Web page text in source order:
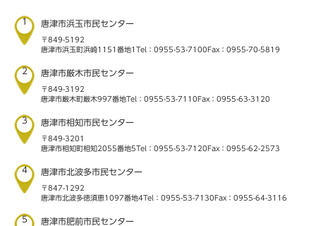
1 唐津市浜玉市民センター
〒849-5192
唐津市浜玉町浜崎1151番地1 Tel：0955-53-7100 Fax：0955-70-5819
2 唐津市厳木市民センター
〒849-3192
唐津市厳木町厳木997番地Tel：0955-53-7110 Fax：0955-63-3120
3 唐津市相知市民センター
〒849-3201
唐津市相知町相知2055番地5Tel：0955-53-7120 Fax：0955-62-2573
4 唐津市北波多市民センター
〒847-1292
唐津市北波多徳須恵1097番地4Tel：0955-53-7130 Fax：0955-64-3116
5 唐津市肥前市民センター